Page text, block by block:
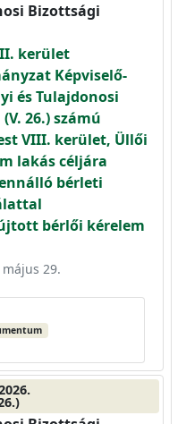
Bizottsági
kerület
Képviselő-
és Tulajdonosi
26.) számú
VIII. kerület, Üllői
lakás céljára
bérleti
bérlői kérelem
29.